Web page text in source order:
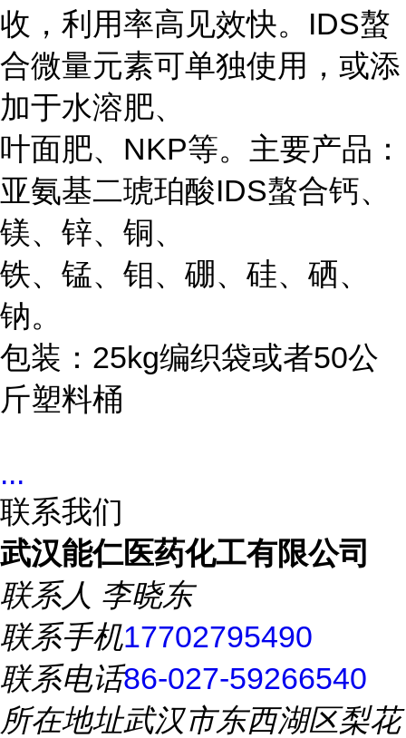
收，利用率高见效快。IDS螯
合微量元素可单独使用，或添
加于水溶肥、
叶面肥、NKP等。主要产品：
亚氨基二琥珀酸IDS螯合钙、
镁、锌、铜、
铁、锰、钼、硼、硅、硒、
钠。
包装：25kg编织袋或者50公
斤塑料桶
...
联系我们
武汉能仁医药化工有限公司
联系人 李晓东
联系手机17702795490
联系电话86-027-59266540
所在地址武汉市东西湖区梨花